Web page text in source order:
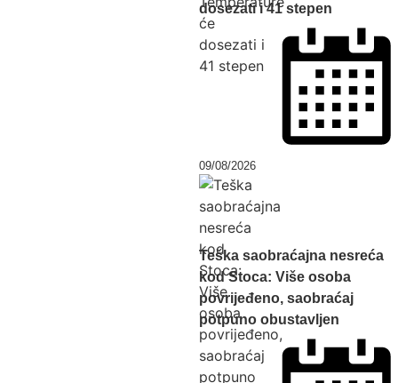
dosezati i 41 stepen
09/08/2026
Teška saobraćajna nesreća
kod Stoca: Više osoba
povrijeđeno, saobraćaj
potpuno obustavljen